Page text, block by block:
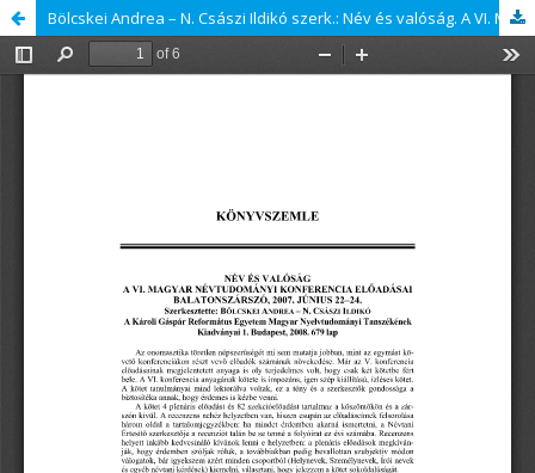
Bölcskei Andrea – N. Császi Ildikó szerk.: Név és valóság. A VI. Magyar Névtudományi Konferencia eladásai